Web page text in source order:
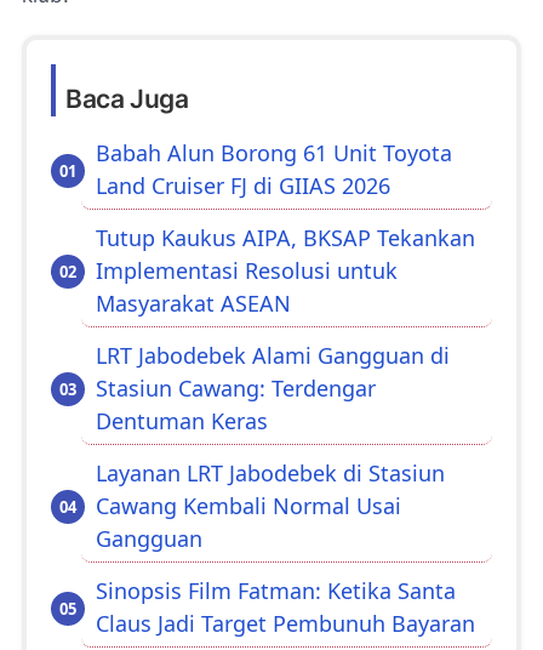
Baca Juga
Babah Alun Borong 61 Unit Toyota
Land Cruiser FJ di GIIAS 2026
Tutup Kaukus AIPA, BKSAP Tekankan
Implementasi Resolusi untuk
Masyarakat ASEAN
LRT Jabodebek Alami Gangguan di
Stasiun Cawang: Terdengar
Dentuman Keras
Layanan LRT Jabodebek di Stasiun
Cawang Kembali Normal Usai
Gangguan
Sinopsis Film Fatman: Ketika Santa
Claus Jadi Target Pembunuh Bayaran